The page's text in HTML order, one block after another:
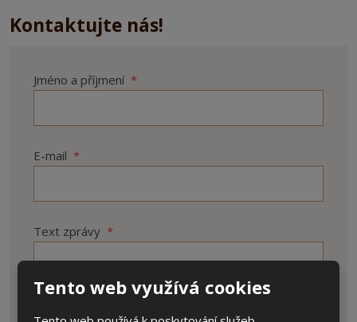
Kontaktujte nás!
Jméno a příjmení *
E-mail *
Text zprávy *
Tento web využívá cookies